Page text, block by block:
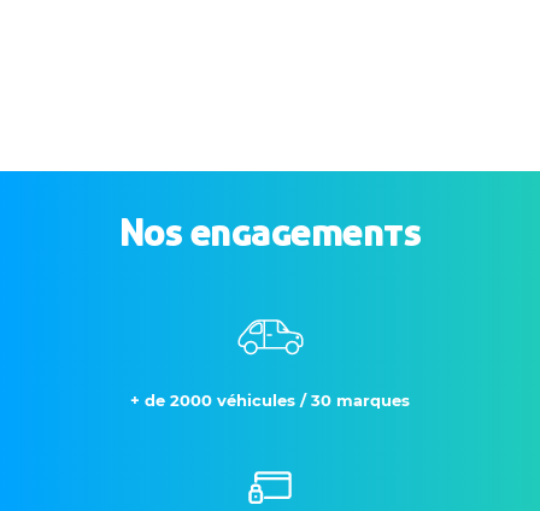
Nos engagements
+ de 2000 véhicules / 30 marques